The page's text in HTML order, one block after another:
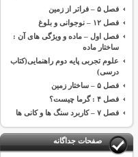
فصل ۵ – فراتر از زمین
فصل ۱۲ – نوجوانی و بلوغ
فصل اول – ماده و ویژگی های آن :
ساختار ماده
علوم تجربی پایه دوم راهنمایی(کتاب
درسی)
فصل ۵ – ساختار زمین
فصل ۴ : گرما چیست؟
فصل ۷ – کاربرد سنگ ها و کانی ها
صفحات جداگانه